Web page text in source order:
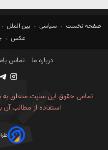
صفحه نخست سیاسی بین الملل
عکس
درباره ما تماس
تمامی حقوق این سایت متعلق به
استفاده از مطالب آن